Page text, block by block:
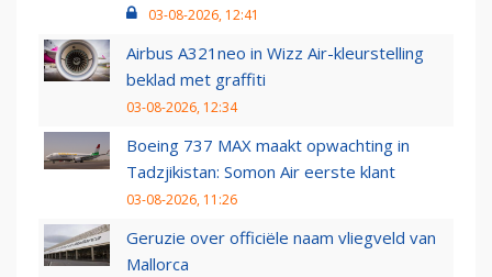
03-08-2026, 12:41
Airbus A321neo in Wizz Air-kleurstelling
beklad met graffiti
03-08-2026, 12:34
Boeing 737 MAX maakt opwachting in
Tadzjikistan: Somon Air eerste klant
03-08-2026, 11:26
Geruzie over officiële naam vliegveld van
Mallorca